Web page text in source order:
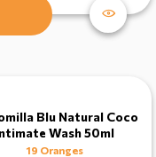
Blu Natural Coco
Wash 50ml
19 Oranges